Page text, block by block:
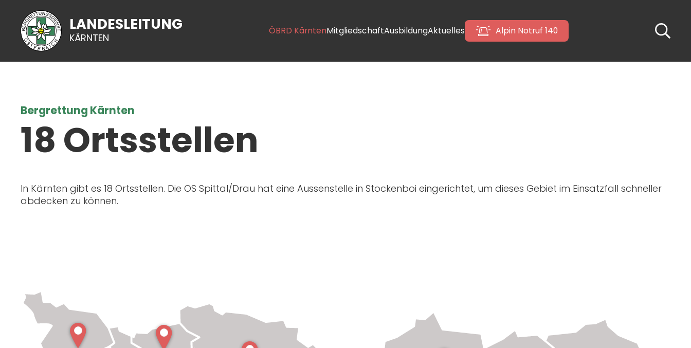
LANDESLEITUNG
KÄRNTEN
ÖBRD KärntenMitgliedschaftAusbildungAktuelles Alpin Notruf 140
Bergrettung Kärnten
18 Ortsstellen
In Kärnten gibt es 18 Ortsstellen. Die OS Spittal/Drau hat eine Aussenstelle in Stockenboi eingerichtet, um dieses Gebiet im Einsatzfall schneller
abdecken zu können.